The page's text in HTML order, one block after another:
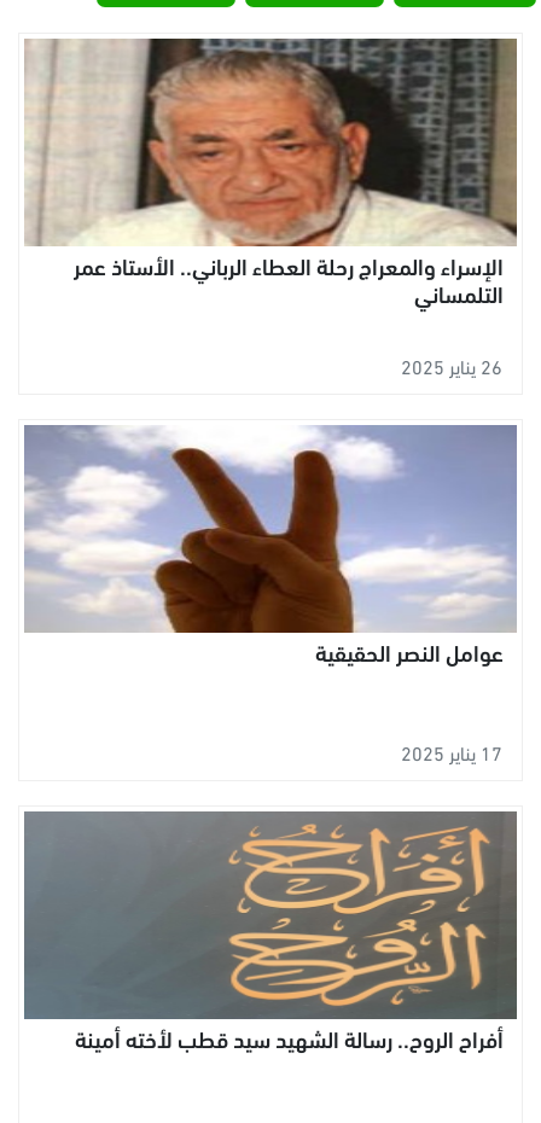
الإسراء والمعراج رحلة العطاء الرباني.. الأستاذ عمر
التلمساني
26 يناير 2025
عوامل النصر الحقيقية
17 يناير 2025
أفراح الروح.. رسالة الشهيد سيد قطب لأخته أمينة